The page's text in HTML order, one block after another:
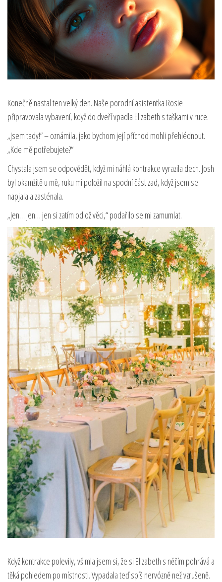
Konečně nastal ten velký den. Naše porodní asistentka Rosie
připravovala vybavení, když do dveří vpadla Elizabeth s taškami v ruce.
„Jsem tady!“ – oznámila, jako bychom její příchod mohli přehlédnout.
„Kde mě potřebujete?“
Chystala jsem se odpovědět, když mi náhlá kontrakce vyrazila dech. Josh
byl okamžitě u mě, ruku mi položil na spodní část zad, když jsem se
napjala a zasténala.
„Jen… jen… jen si zatím odlož věci,“ podařilo se mi zamumlat.
Když kontrakce polevily, všimla jsem si, že si Elizabeth s něčím pohrává a
těká pohledem po místnosti. Vypadala teď spíš nervózně než vzrušeně.